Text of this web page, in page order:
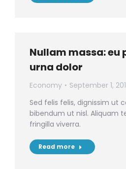
Nullam massa: eu
urna dolor
Economy
September 1,
Sed felis felis, dignissim ut
bibendum ut nisl. Aliquam
fringilla viverra.
Read more